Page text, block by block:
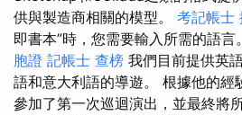
供與製造商相關的模型。 考記帳士
即書本”時，您需要輸入所需的語言
胞證 記帳士 查榜 我們目前提供英
語和意大利語的導遊。 根據他的經
參加了第一次巡迴演出，並最終將